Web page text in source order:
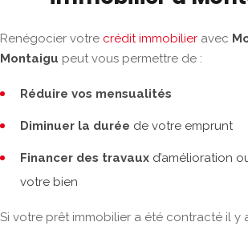
Renégocier votre crédit immobilier avec
Montaigu peut vous permettre de :
Réduire vos mensualités
Diminuer la durée de votre emprunt
Financer des travaux d’amélioration
votre bien
Si votre prêt immobilier a été contracté il y